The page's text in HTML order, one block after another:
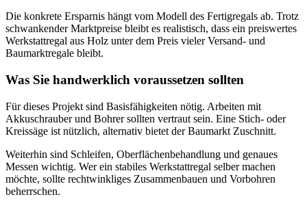
Die konkrete Ersparnis hängt vom Modell des Fertigregals ab. Trotz
schwankender Marktpreise bleibt es realistisch, dass ein preiswertes
Werkstattregal aus Holz unter dem Preis vieler Versand- und
Baumarktregale bleibt.
Was Sie handwerklich voraussetzen sollten
Für dieses Projekt sind Basisfähigkeiten nötig. Arbeiten mit
Akkuschrauber und Bohrer sollten vertraut sein. Eine Stich- oder
Kreissäge ist nützlich, alternativ bietet der Baumarkt Zuschnitt.
Weiterhin sind Schleifen, Oberflächenbehandlung und genaues
Messen wichtig. Wer ein stabiles Werkstattregal selber machen
möchte, sollte rechtwinkliges Zusammenbauen und Vorbohren
beherrschen.